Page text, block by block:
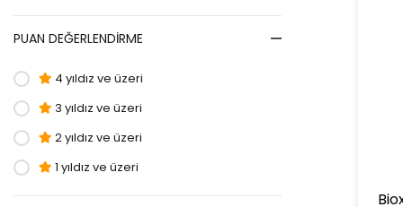
PUAN DEĞERLENDIRME
4 yıldız ve üzeri
3 yıldız ve üzeri
2 yıldız ve üzeri
1 yıldız ve üzeri